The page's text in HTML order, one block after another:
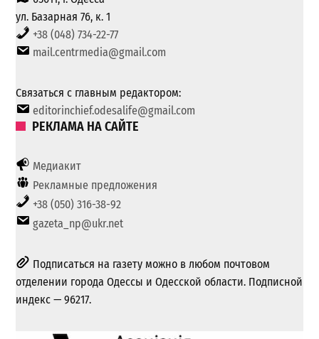
ул. Базарная 76, к. 1
+38 (048) 734-22-77
mail.centrmedia@gmail.com
Связаться с главным редактором:
editorinchief.odesalife@gmail.com
РЕКЛАМА НА САЙТЕ
Медиакит
Рекламные предложения
+38 (050) 316-38-92
gazeta_np@ukr.net
Подписаться на газету можно в любом почтовом
отделении города Одессы и Одесской области. Подписной
индекс — 96217.